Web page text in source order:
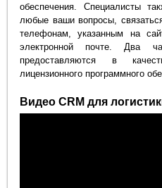
обеспечения. Специалисты
любые ваши вопросы,
телефонам, указанным на
электронной почте. Два
предоставляются в
лицензионного программного
Видео CRM для